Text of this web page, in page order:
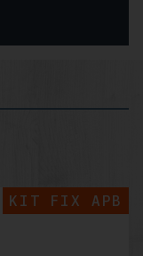
KIT FIX APB